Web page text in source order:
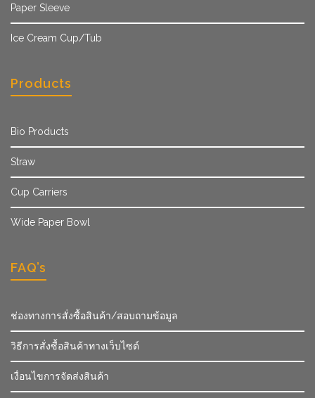
Paper Sleeve
Ice Cream Cup/Tub
Products
Bio Products
Straw
Cup Carriers
Wide Paper Bowl
FAQ’s
ช่องทางการสั่งซื้อสินค้า/สอบถามข้อมูล
วิธีการสั่งซื้อสินค้าทางเว็บไซต์
เงื่อนไขการจัดส่งสินค้า